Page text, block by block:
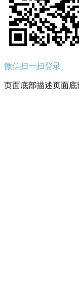
微信扫一扫登录
页面底部描述页面底